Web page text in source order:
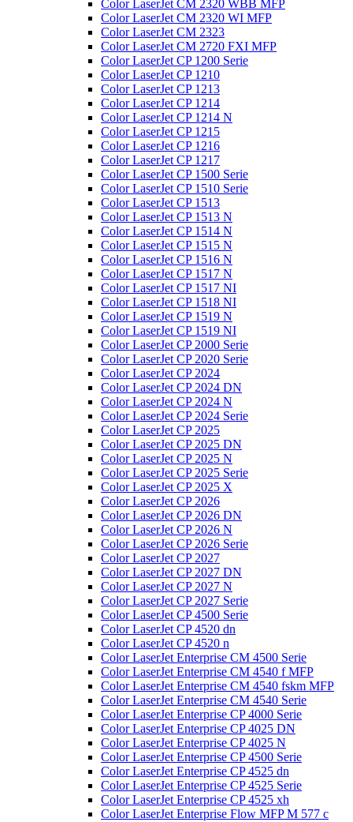
Color LaserJet CM 2320 WBB MFP
Color LaserJet CM 2320 WI MFP
Color LaserJet CM 2323
Color LaserJet CM 2720 FXI MFP
Color LaserJet CP 1200 Serie
Color LaserJet CP 1210
Color LaserJet CP 1213
Color LaserJet CP 1214
Color LaserJet CP 1214 N
Color LaserJet CP 1215
Color LaserJet CP 1216
Color LaserJet CP 1217
Color LaserJet CP 1500 Serie
Color LaserJet CP 1510 Serie
Color LaserJet CP 1513
Color LaserJet CP 1513 N
Color LaserJet CP 1514 N
Color LaserJet CP 1515 N
Color LaserJet CP 1516 N
Color LaserJet CP 1517 N
Color LaserJet CP 1517 NI
Color LaserJet CP 1518 NI
Color LaserJet CP 1519 N
Color LaserJet CP 1519 NI
Color LaserJet CP 2000 Serie
Color LaserJet CP 2020 Serie
Color LaserJet CP 2024
Color LaserJet CP 2024 DN
Color LaserJet CP 2024 N
Color LaserJet CP 2024 Serie
Color LaserJet CP 2025
Color LaserJet CP 2025 DN
Color LaserJet CP 2025 N
Color LaserJet CP 2025 Serie
Color LaserJet CP 2025 X
Color LaserJet CP 2026
Color LaserJet CP 2026 DN
Color LaserJet CP 2026 N
Color LaserJet CP 2026 Serie
Color LaserJet CP 2027
Color LaserJet CP 2027 DN
Color LaserJet CP 2027 N
Color LaserJet CP 2027 Serie
Color LaserJet CP 4500 Serie
Color LaserJet CP 4520 dn
Color LaserJet CP 4520 n
Color LaserJet Enterprise CM 4500 Serie
Color LaserJet Enterprise CM 4540 f MFP
Color LaserJet Enterprise CM 4540 fskm MFP
Color LaserJet Enterprise CM 4540 Serie
Color LaserJet Enterprise CP 4000 Serie
Color LaserJet Enterprise CP 4025 DN
Color LaserJet Enterprise CP 4025 N
Color LaserJet Enterprise CP 4500 Serie
Color LaserJet Enterprise CP 4525 dn
Color LaserJet Enterprise CP 4525 Serie
Color LaserJet Enterprise CP 4525 xh
Color LaserJet Enterprise Flow MFP M 577 c